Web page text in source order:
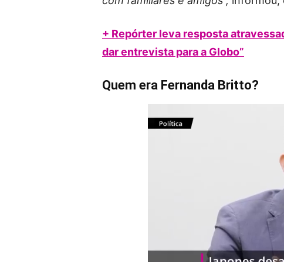
+ Repórter leva resposta
dar entrevista para a Globo”
Quem era Fernanda Britto?